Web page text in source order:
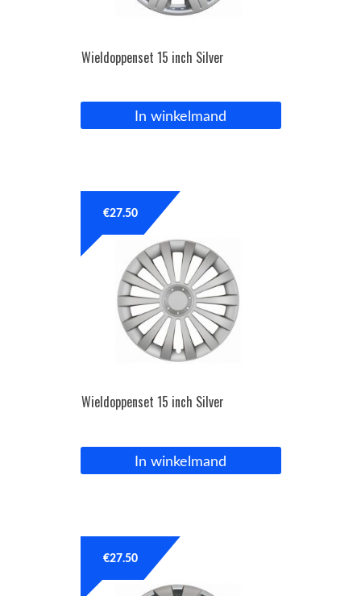
Wieldoppenset 15 inch Silver
In winkelmand
Wieldoppenset 15 inch Silver
€27.50
In winkelmand
€27.50